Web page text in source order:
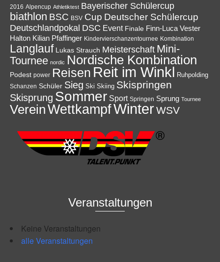
2016 Alpencup Athletiktest Bayerischer Schülercup
biathlon BSC BSV Cup Deutscher Schülercup
Deutschlandpokal DSC Event Finale Finn-Luca Vester
Halton Kilian Pfaffinger Kindervierschanzentournee Kombination
Langlauf Lukas Strauch Meisterschaft Mini-
Tournee nordic Nordische Kombination
Podest power Reisen Reit im Winkl Ruhpolding
Schanzen Schüler Sieg Ski Skiing Skispringen
Skisprung Sommer Sport Springen Sprung Tournee
VereinWettkampfWinterWSV
Veranstaltungen
Keine Veranstaltungen
alle Veranstaltungen